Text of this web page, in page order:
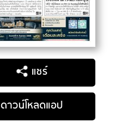
แชร์
ดาวน์โหลดแอป